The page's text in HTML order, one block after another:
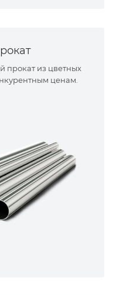
прокат из цветных
ценам.